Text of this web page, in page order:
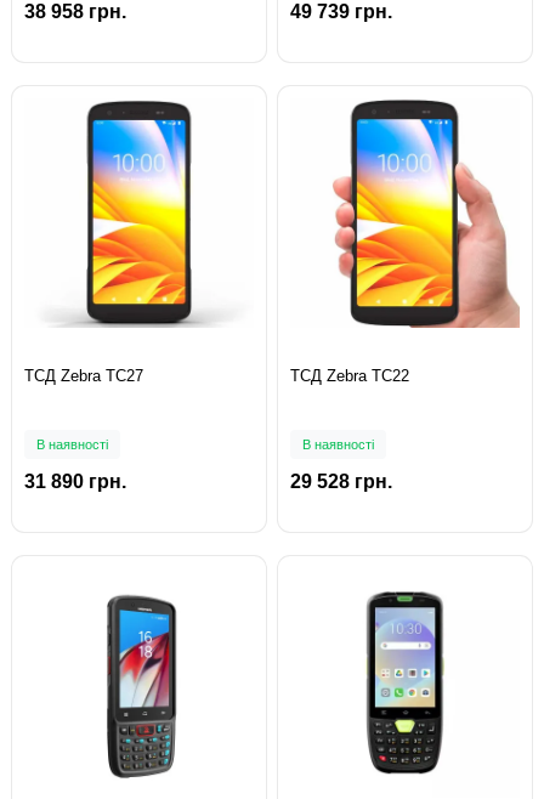
38 958 грн. 49 739 грн.
ТСД Zebra TC27
В наявності
31 890 грн.
ТСД Zebra TC22
В наявності
29 528 грн.